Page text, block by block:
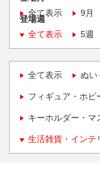
全て表示
9月
登場週
全て表示
5週
全て表示 ぬい
フィギュア・ホビ
キーホルダー・マ
生活雑貨・インテ